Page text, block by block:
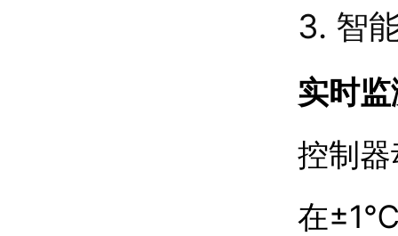
3. 智
实时
控制
在